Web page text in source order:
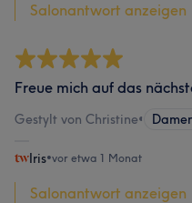
Salonantwort anzeigen
Freue mich auf das
Gestylt von Christine•
Iris•vor etwa 1 Monat
Salonantwort anzeigen